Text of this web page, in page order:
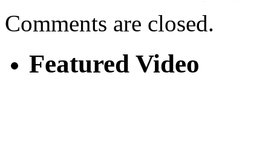
Comments are closed.
Featured Video